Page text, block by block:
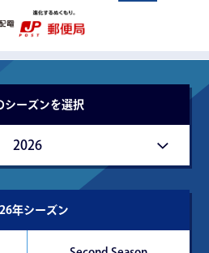
シーズンを選択
2026
年シーズン